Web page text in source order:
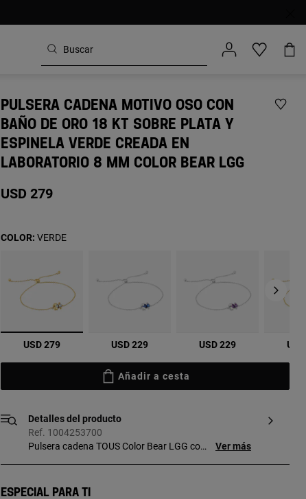
PULSERA CADENA MOTIVO OSO CON
BAÑO DE ORO 18 KT SOBRE PLATA Y
ESPINELA VERDE CREADA EN
LABORATORIO 8 MM COLOR BEAR LGG
USD 279
seleccionado
USD 279 USD 229 USD 229
COLOR: VERDE
Añadir a cesta
Detalles del producto
Ref. 1004253700
Pulsera cadena TOUS Color Bear LGG con
forma de oso en color verde. Tamaño
Ver más
Especial para ti